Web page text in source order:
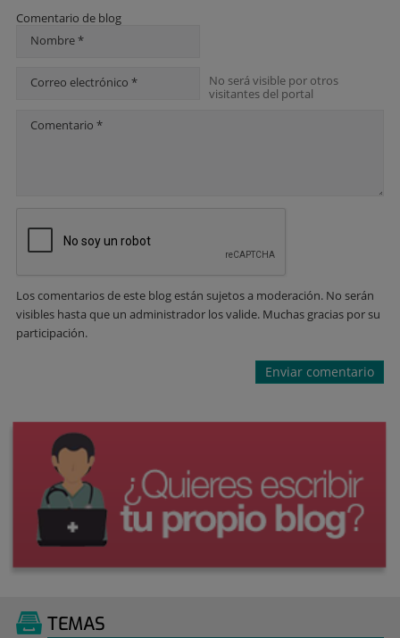
Comentario de blog
Nombre *
Correo electrónico *
No será visible por otros
visitantes del portal
Comentario *
Los comentarios de este blog están sujetos a moderación. No serán
visibles hasta que un administrador los valide. Muchas gracias por su
participación.
TEMAS